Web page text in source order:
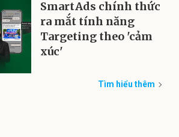
SmartAds chính thức
ra mắt tính năng
Targeting theo 'cảm
xúc'
Tìm hiểu thêm